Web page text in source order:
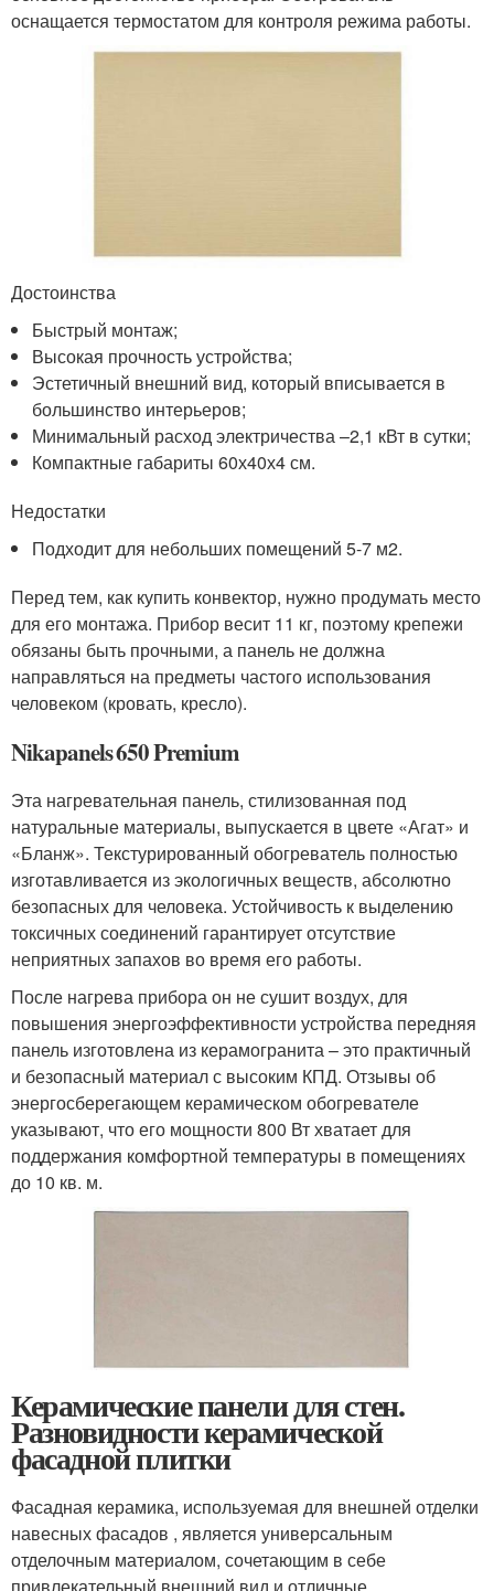
оснащается термостатом для контроля режима работы.
Достоинства
Быстрый монтаж;
Высокая прочность устройства;
Эстетичный внешний вид, который вписывается в
большинство интерьеров;
Минимальный расход электричества –2,1 кВт в сутки;
Компактные габариты 60х40х4 см.
Недостатки
Подходит для небольших помещений 5-7 м2.
Перед тем, как купить конвектор, нужно продумать место
для его монтажа. Прибор весит 11 кг, поэтому крепежи
обязаны быть прочными, а панель не должна
направляться на предметы частого использования
человеком (кровать, кресло).
Nikapanels 650 Premium
Эта нагревательная панель, стилизованная под
натуральные материалы, выпускается в цвете «Агат» и
«Бланж». Текстурированный обогреватель полностью
изготавливается из экологичных веществ, абсолютно
безопасных для человека. Устойчивость к выделению
токсичных соединений гарантирует отсутствие
неприятных запахов во время его работы.
После нагрева прибора он не сушит воздух, для
повышения энергоэффективности устройства передняя
панель изготовлена из керамогранита – это практичный
и безопасный материал с высоким КПД. Отзывы об
энергосберегающем керамическом обогревателе
указывают, что его мощности 800 Вт хватает для
поддержания комфортной температуры в помещениях
до 10 кв. м.
Керамические панели для стен.
Разновидности керамической
фасадной плитки
Фасадная керамика, используемая для внешней отделки
навесных фасадов , является универсальным
отделочным материалом, сочетающим в себе
привлекательный внешний вид и отличные